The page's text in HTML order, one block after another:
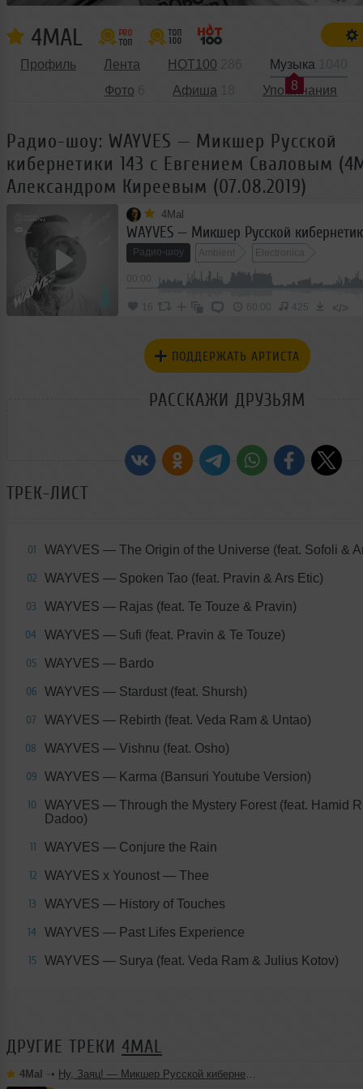
4MAL
Профиль Лента HOT100
Музыка
8
Фото
Афиша Упоминания
Радио-шоу: WAYVES — Микшер Русской
кибернетики 143 с Евгением Сваловым
Александром Киреевым (07.08.2019)
4Mal
Радио-шоу Ambient Electronica
16 60:00 425 </>
ПОДДЕРЖАТЬ АРТИСТА
РАССКАЖИ ДРУЗЬЯМ
ТРЕК-ЛИСТ
01 WAYVES — The Origin of the Universe (feat. Sofoli &
02 WAYVES — Spoken Tao (feat. Pravin & Ars Etic)
03 WAYVES — Rajas (feat. Te Touze & Pravin)
04 WAYVES — Sufi (feat. Pravin & Te Touze)
05 WAYVES — Bardo
06 WAYVES — Stardust (feat. Shursh)
07 WAYVES — Rebirth (feat. Veda Ram & Untao)
08 WAYVES — Vishnu (feat. Osho)
09 WAYVES — Karma (Bansuri Youtube Version)
10
WAYVES — Through the Mystery Forest (feat. Hamid
Dadoo)
11 WAYVES — Conjure the Rain
12 WAYVES x Younost — Thee
13 WAYVES — History of Touches
14 WAYVES — Past Lifes Experience
15 WAYVES — Surya (feat. Veda Ram & Julius Kotov)
ДРУГИЕ ТРЕКИ 4MAL
4Mal ➝ Ну, Заяц! — Микшер Русской кибернетики 460 с Евгением Сваловым (4Mal) и Александром Киреевым (22.07.2026)